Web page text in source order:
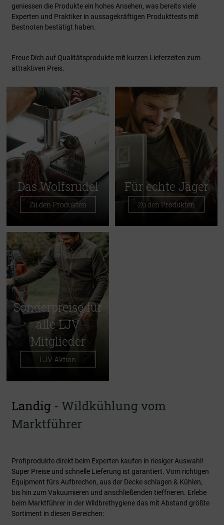
geniessen die Produkte ein hohes Ansehen, was bereits viele
Experten und Praktiker in aussagekräftigen Produkttests mit
Bestnoten bestätigt haben.
Freue Dich auf Qualitätsprodukte mit kurzen Lieferzeiten zum
attraktiven Preis.
Das Wolfsrudel
Zu den Produkten
Für echte Jäger
Zu den Produkten
Sonderpreise für
alle LJV
Mitglieder
LJV Aktion
Landig - Wildkühlung vom
Marktführer
Profiprodukte direkt beim Experten kaufen in riesiger Auswahl!
Super Preise und schnelle Lieferung ist garantiert. Vom richtigen
Equipment fürs Aufbrechen, aus der Decke schlagen & Kühlen,
bis hin zum Vakuumieren und anschließenden tieffrieren. Erlebe
beim Marktführer in der Wildbrethygiene das mit Abstand größte
Sortiment in diesen Bereichen: